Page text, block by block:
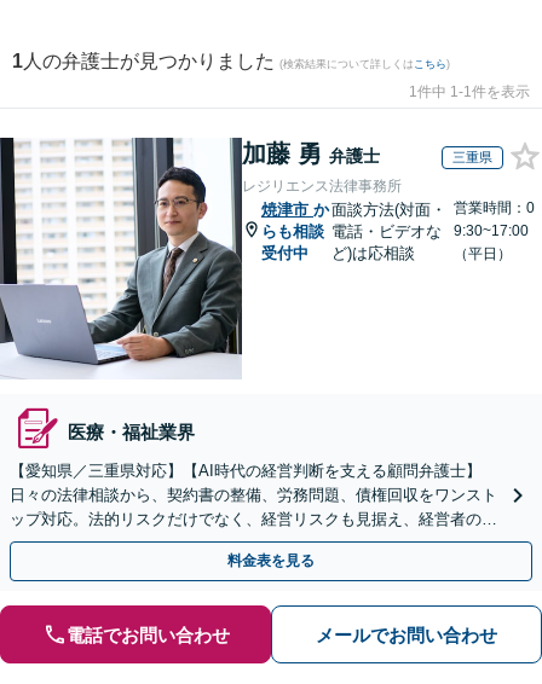
1 人の弁護士が見つかりました (検索結果について詳しくは こちら)
1件中 1-1件を表示
加藤 勇 弁護士 三重県
レジリエンス法律事務所
焼津市 か
らも相談
受付中
面談方法(対面・
電話・ビデオな
ど)は応相談
営業時間：0
9:30~17:00
（平日）
医療・福祉業界
【愛知県／三重県対応】【AI時代の経営判断を支える顧問弁護士】
日々の法律相談から、契約書の整備、労務問題、債権回収をワンスト
ップ対応。法的リスクだけでなく、経営リスクも見据え、経営者の迅
速かつ適切な経営判断を法務面からサポートします。
料金表を見る
電話でお問い合わせ メールでお問い合わせ